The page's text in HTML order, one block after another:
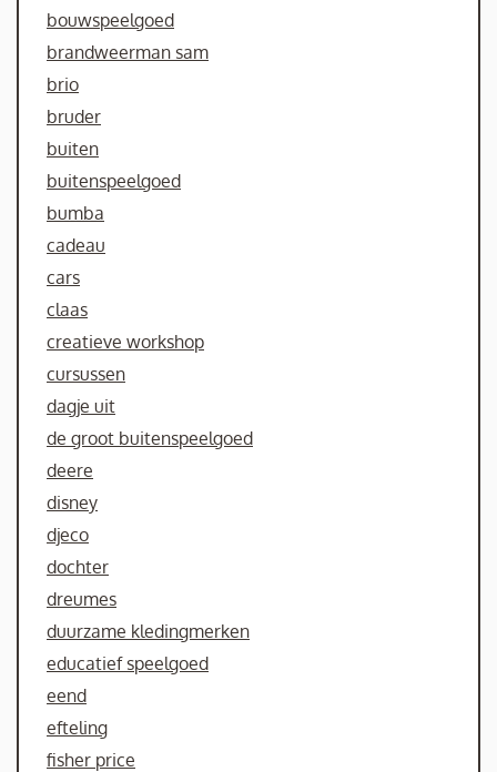
bouwspeelgoed
brandweerman sam
brio
bruder
buiten
buitenspeelgoed
bumba
cadeau
cars
claas
creatieve workshop
cursussen
dagje uit
de groot buitenspeelgoed
deere
disney
djeco
dochter
dreumes
duurzame kledingmerken
educatief speelgoed
eend
efteling
fisher price